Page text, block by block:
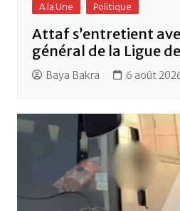
A la Une Politique
Attaf s’entretient
général de la Ligue
Baya Bakra 6 août